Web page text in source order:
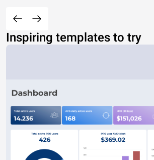
Inspiring templates to try